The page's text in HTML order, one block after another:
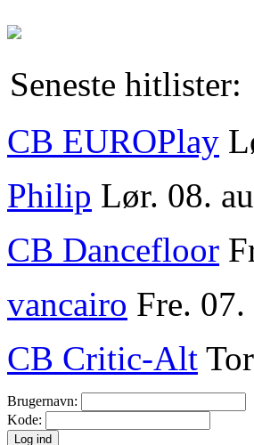
Seneste hitlister:
CB EUROPlay
Philip Lør. 08.
CB Dancefloor
vancairo Fre.
CB Critic-Alt
Brugernavn:
Kode: